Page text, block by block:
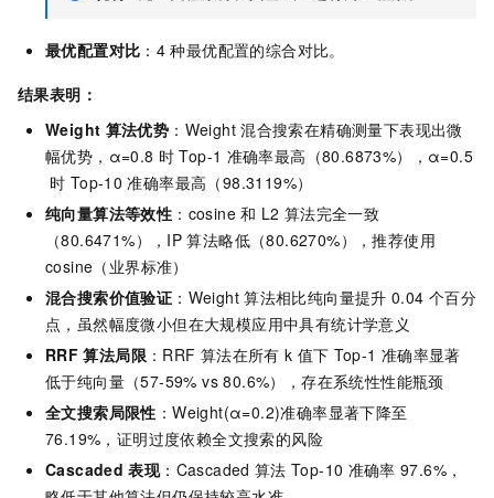
最优配置对比 ：4 种最优配置的综合对比。
结果表明：
Weight 算法优势 ：Weight 混合搜索在精确测量下表现出微
幅优势，α=0.8 时 Top-1 准确率最高（80.6873%），α=0.5
时 Top-10 准确率最高（98.3119%）
纯向量算法等效性 ：cosine 和 L2 算法完全一致
（80.6471%），IP 算法略低（80.6270%），推荐使用
cosine（业界标准）
混合搜索价值验证 ：Weight 算法相比纯向量提升 0.04 个百分
点，虽然幅度微小但在大规模应用中具有统计学意义
RRF 算法局限 ：RRF 算法在所有 k 值下 Top-1 准确率显著
低于纯向量（57-59% vs 80.6%），存在系统性性能瓶颈
全文搜索局限性 ：Weight(α=0.2)准确率显著下降至
76.19%，证明过度依赖全文搜索的风险
Cascaded 表现：Cascaded 算法 Top-10 准确率 97.6%，